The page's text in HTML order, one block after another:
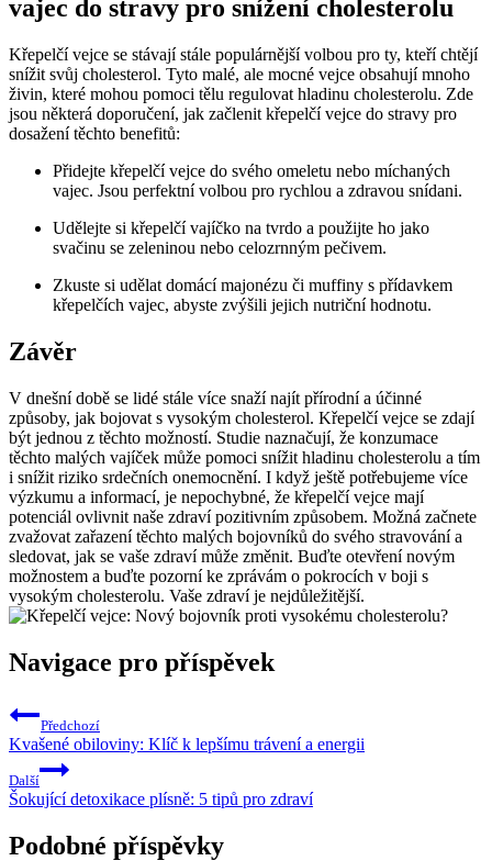
vajec do stravy pro snížení cholesterolu
Křepelčí vejce se stávají stále populárnější volbou pro ty, kteří chtějí
snížit svůj cholesterol. Tyto malé, ale mocné vejce obsahují mnoho
živin, které mohou pomoci tělu regulovat hladinu cholesterolu. Zde
jsou některá doporučení, jak začlenit křepelčí vejce do stravy pro
dosažení těchto benefitů:
Přidejte křepelčí vejce do svého omeletu nebo míchaných
vajec. Jsou perfektní volbou pro rychlou a zdravou snídani.
Udělejte si křepelčí vajíčko na tvrdo a použijte ho jako
svačinu se zeleninou nebo celozrnným pečivem.
Zkuste si udělat domácí majonézu či muffiny s přídavkem
křepelčích vajec, abyste zvýšili jejich nutriční hodnotu.
Závěr
V dnešní době se lidé stále více snaží najít přírodní a účinné
způsoby, jak bojovat s vysokým cholesterol. Křepelčí vejce se zdají
být jednou z těchto možností. Studie naznačují, že konzumace
těchto malých vajíček může pomoci snížit hladinu cholesterolu a tím
i snížit riziko srdečních onemocnění. I když ještě potřebujeme více
výzkumu a informací, je nepochybné, že křepelčí vejce mají
potenciál ovlivnit naše zdraví pozitivním způsobem. Možná začnete
zvažovat zařazení těchto malých bojovníků do svého stravování a
sledovat, jak se vaše zdraví může změnit. Buďte otevření novým
možnostem a buďte pozorní ke zprávám o pokrocích v boji s
vysokým cholesterolu. Vaše zdraví je nejdůležitější.
Navigace pro příspěvek
Předchozí
Kvašené obiloviny: Klíč k lepšímu trávení a energii
Další
Šokující detoxikace plísně: 5 tipů pro zdraví
Podobné příspěvky